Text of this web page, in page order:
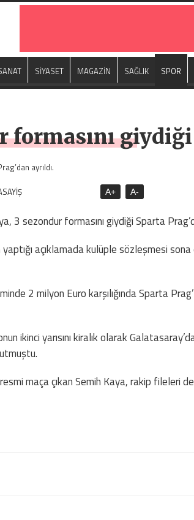
SİYASET MAGAZİN SAĞLIK SPOR
formasını giydiği
A+ A-
3 sezondur formasını giydiği Sparta
açıklamada kulüple sözleşmesi
2 milyon Euro karşılığında Sparta
ikinci yarısını kiralık olarak
maça çıkan Semih Kaya, rakip fileleri